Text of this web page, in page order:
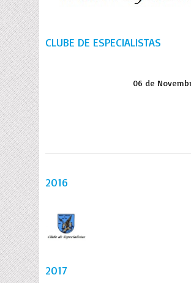
CLUBE DE ESPECIALISTAS
06 de
2016
2017